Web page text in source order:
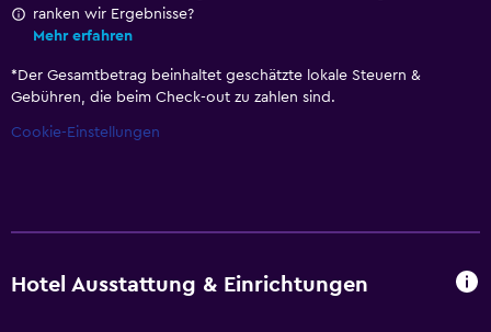
ranken wir Ergebnisse?
Mehr erfahren
* Der Gesamtbetrag beinhaltet geschätzte lokale Steuern &
Gebühren, die beim Check-out zu zahlen sind.
Cookie-Einstellungen
Hotel Ausstattung & Einrichtungen